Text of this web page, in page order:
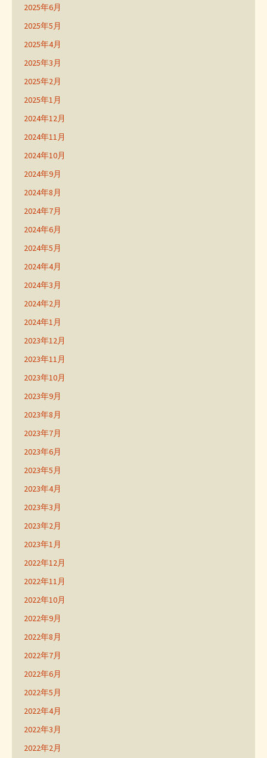
2025年6月
2025年5月
2025年4月
2025年3月
2025年2月
2025年1月
2024年12月
2024年11月
2024年10月
2024年9月
2024年8月
2024年7月
2024年6月
2024年5月
2024年4月
2024年3月
2024年2月
2024年1月
2023年12月
2023年11月
2023年10月
2023年9月
2023年8月
2023年7月
2023年6月
2023年5月
2023年4月
2023年3月
2023年2月
2023年1月
2022年12月
2022年11月
2022年10月
2022年9月
2022年8月
2022年7月
2022年6月
2022年5月
2022年4月
2022年3月
2022年2月